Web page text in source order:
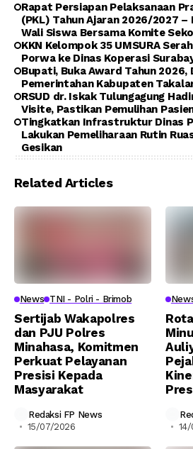
Rapat Persiapan Pelaksanaan
(PKL) Tahun Ajaran 2026/2027 –
Wali Siswa Bersama Komite
KKN Kelompok 35 UMSURA
Porwa ke Dinas Koperasi
Bupati, Buka Award Tahun 2026,
Pemerintahan Kabupaten
RSUD dr. Iskak Tulungagung
Visite, Pastikan Pemulihan
Tingkatkan Infrastruktur Dinas
Lakukan Pemeliharaan Rutin
Gesikan
Related Articles
News TNI - Polri - Brimob
Sertijab Wakapolres
dan PJU Polres
Minahasa, Komitmen
Perkuat Pelayanan
Presisi Kepada
Masyarakat
Redaksi FP News
15/07/2026